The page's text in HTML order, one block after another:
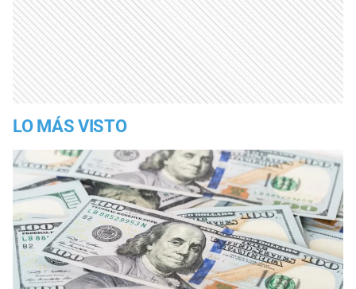
LO MÁS VISTO